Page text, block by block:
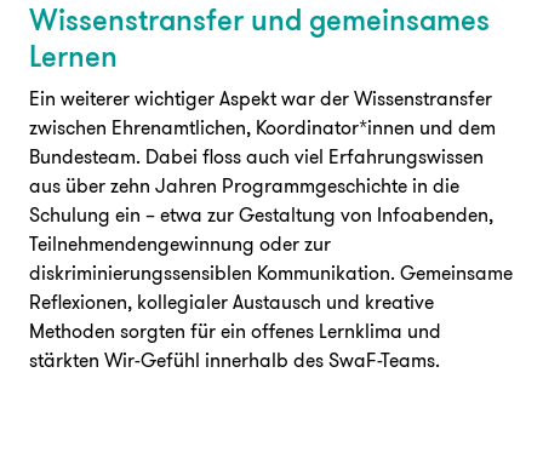
Wissenstransfer und gemeinsames
Lernen
Ein weiterer wichtiger Aspekt war der Wissenstransfer
zwischen Ehrenamtlichen, Koordinator*innen und dem
Bundesteam. Dabei floss auch viel Erfahrungswissen
aus über zehn Jahren Programmgeschichte in die
Schulung ein – etwa zur Gestaltung von Infoabenden,
Teilnehmendengewinnung oder zur
diskriminierungssensiblen Kommunikation. Gemeinsame
Reflexionen, kollegialer Austausch und kreative
Methoden sorgten für ein offenes Lernklima und
stärkten Wir-Gefühl innerhalb des SwaF-Teams.